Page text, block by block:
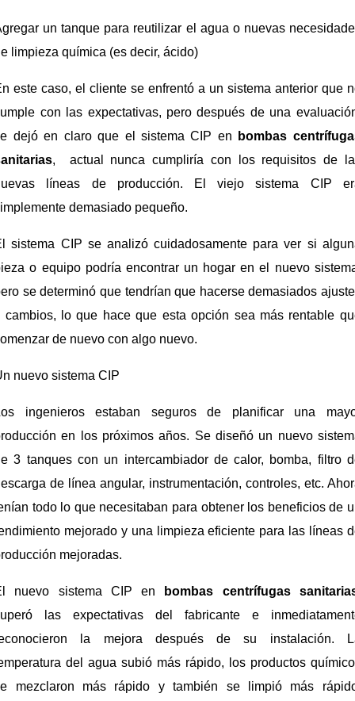
un tanque para reutilizar el agua o nuevas
limpieza química (es decir, ácido)
este caso, el cliente se enfrentó a un sistema anterior que
con las expectativas, pero después de una
dejó en claro que el sistema CIP en
bombas
, actual nunca cumpliría con los requisitos de
líneas de producción. El viejo sistema CIP
demasiado pequeño.
sistema CIP se analizó cuidadosamente para ver si
o equipo podría encontrar un hogar en el nuevo
se determinó que tendrían que hacerse demasiados
cambios, lo que hace que esta opción sea más rentable
de nuevo con algo nuevo.
nuevo sistema CIP
ingenieros estaban seguros de planificar una
en los próximos años. Se diseñó un nuevo
3 tanques con un intercambiador de calor, bomba, filtro
de línea angular, instrumentación, controles, etc.
todo lo que necesitaban para obtener los beneficios de
mejorado y una limpieza eficiente para las líneas
mejoradas.
nuevo sistema CIP en
bombas centrífugas
las expectativas del fabricante e
la mejora después de su instalación.
del agua subió más rápido, los productos
mezclaron más rápido y también se limpió más